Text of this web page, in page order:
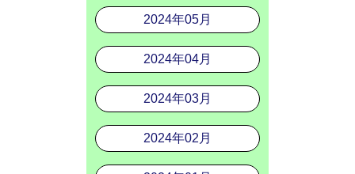
2024年05月
2024年04月
2024年03月
2024年02月